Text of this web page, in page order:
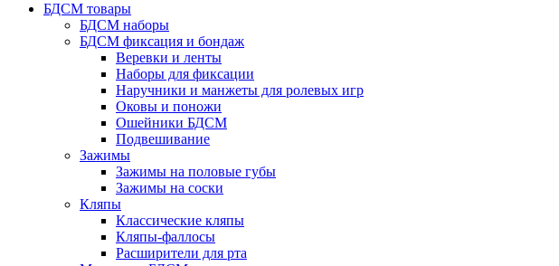
БДСМ товары
БДСМ наборы
БДСМ фиксация и бондаж
Веревки и ленты
Наборы для фиксации
Наручники и манжеты для ролевых игр
Оковы и поножи
Ошейники БДСМ
Подвешивание
Зажимы
Зажимы на половые губы
Зажимы на соски
Кляпы
Классические кляпы
Кляпы-фаллосы
Расширители для рта